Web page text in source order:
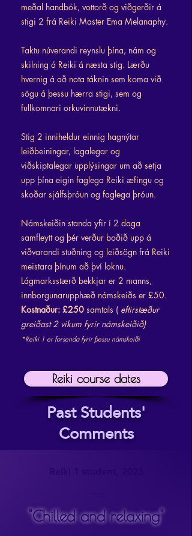
meðal handbók, vottorð og viðgerðir á
stigi 2 frá Reiki Master Ema Melanaphy.
Taktu núverandi reynslu þína, nám og
skilning á Reiki á næsta stig. Lærðu
hvernig á að nota táknin sem koma við
sögu á þessu hærra stigi, sem og
fullkomnari orkuvinnutækni.
Stig 2 inniheldur einnig hagnýtar
leiðbeiningar, lagalegar og
viðskiptalegar upplýsingar um að setja
upp þína eigin faglega Reiki æfingu og
skoðar sjálfsþróun og faglega þróun.
Námskeiðin standa yfir í 2 daga
samfleytt og þér verður boðið upp á
viðvarandi stuðning og leiðsögn frá Reiki
meistara þínum að því loknu.
Lágmarksstærð bekkjar er 2 manns,
innborgunarupphæð námskeiðs er £50.
Kostnaður: £250 samtals ( eftirstæður
greiðast 2 vikum fyrir námskeiðið)
*Reiki 1 er forsenda fyrir þessu námskeiði
Reiki course dates
Past Students'
Comments
"Chilled and relaxing"